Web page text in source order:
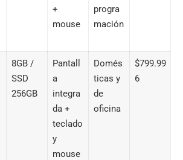
+
mouse
progra
mación
8GB /
SSD
256GB
Pantall
a
integra
da +
teclado
y
mouse
Domés
ticas y
de
oficina
$799.99
6